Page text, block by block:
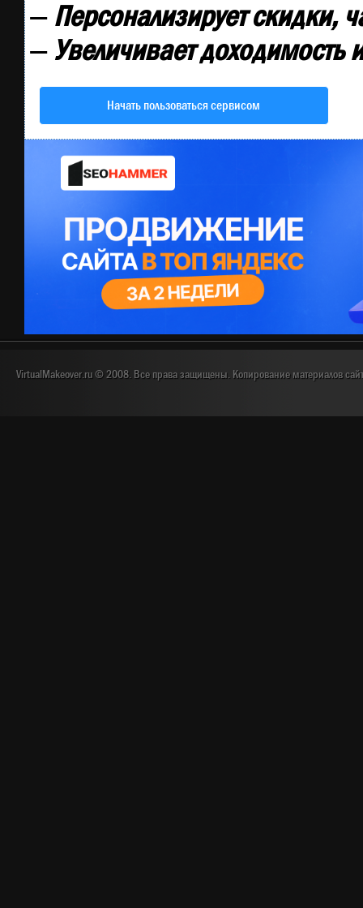
— Персонализирует скидки,
— Увеличивает доходимость
Начать пользоваться сервисом
VirtualMakeover.ru © 2008. Все права защищены. Копирование материалов